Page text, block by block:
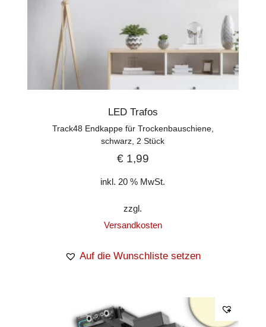
LED Trafos
Track48 Endkappe für Trockenbauschiene,
schwarz, 2 Stück
€1,99
inkl. 20 % MwSt.
zzgl.
Versandkosten
Auf die Wunschliste setzen